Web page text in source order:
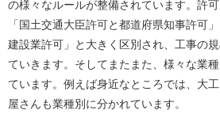
の様々なルールが整備されています。許
「国土交通大臣許可と都道府県知事許可
建設業許可」と大きく区別され、工事の
ていきます。そしてまたまた、様々な業
ています。例えば身近なところでは、大
屋さんも業種別に分かれています。